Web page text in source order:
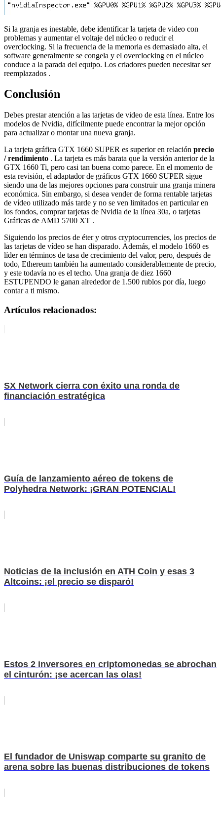
Si la granja es inestable, debe identificar la tarjeta de video con
problemas y aumentar el voltaje del núcleo o reducir el
overclocking. Si la frecuencia de la memoria es demasiado alta, el
software generalmente se congela y el overclocking en el núcleo
conduce a la parada del equipo. Los criadores pueden necesitar ser
reemplazados .
Conclusión
Debes prestar atención a las tarjetas de video de esta línea. Entre los
modelos de Nvidia, difícilmente puede encontrar la mejor opción
para actualizar o montar una nueva granja.
La tarjeta gráfica GTX 1660 SUPER es superior en relación precio
/ rendimiento . La tarjeta es más barata que la versión anterior de la
GTX 1660 Ti, pero casi tan buena como parece. En el momento de
esta revisión, el adaptador de gráficos GTX 1660 SUPER sigue
siendo una de las mejores opciones para construir una granja minera
económica. Sin embargo, si desea vender de forma rentable tarjetas
de vídeo utilizado más tarde y no se ven limitados en particular en
los fondos, comprar tarjetas de Nvidia de la línea 30a, o tarjetas
Gráficas de AMD 5700 XT .
Siguiendo los precios de éter y otros cryptocurrencies, los precios de
las tarjetas de vídeo se han disparado. Además, el modelo 1660 es
líder en términos de tasa de crecimiento del valor, pero, después de
todo, Ethereum también ha aumentado considerablemente de precio,
y este todavía no es el techo. Una granja de diez 1660
ESTUPENDO le ganan alrededor de 1.500 rublos por día, luego
contar a ti mismo.
Artículos relacionados:
SX Network cierra con éxito una ronda de
financiación estratégica
Guía de lanzamiento aéreo de tokens de
Polyhedra Network: ¡GRAN POTENCIAL!
Noticias de la inclusión en ATH Coin y esas 3
Altcoins: ¡el precio se disparó!
Estos 2 inversores en criptomonedas se abrochan
el cinturón: ¡se acercan las olas!
El fundador de Uniswap comparte su granito de
arena sobre las buenas distribuciones de tokens